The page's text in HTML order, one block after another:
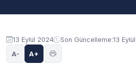
Akademik Takvim
13 Eylül 2024 Son Güncelleme:13
A- A+